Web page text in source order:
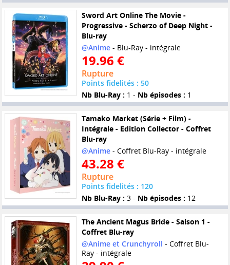
Sword Art Online The Movie -
Progressive - Scherzo of Deep Night -
Blu-ray
@Anime- Blu-Ray - intégrale
19.96 €
Rupture
Points fidelités : 50
Nb Blu-Ray : 1 - Nb épisodes : 1
Tamako Market (Série + Film) -
Intégrale - Edition Collector - Coffret
Blu-ray
@Anime- Coffret Blu-Ray - intégrale
43.28 €
Rupture
Points fidelités : 120
Nb Blu-Ray : 3 - Nb épisodes : 12
The Ancient Magus Bride - Saison 1 -
Coffret Blu-ray
@Anime et Crunchyroll - Coffret Blu-
Ray - intégrale